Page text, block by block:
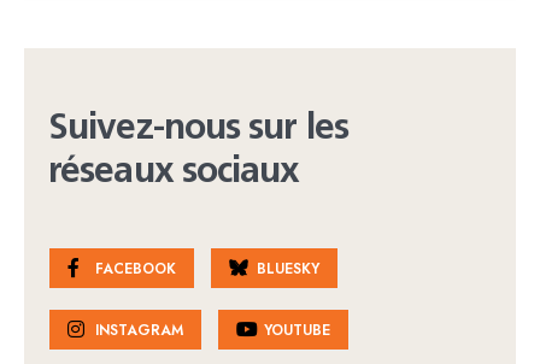
Suivez-nous sur les
réseaux sociaux
FACEBOOK BLUESKY
INSTAGRAM YOUTUBE